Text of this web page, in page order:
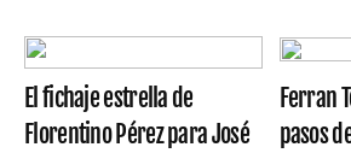
El fichaje estrella de
Florentino Pérez para José
Ferran
pasos